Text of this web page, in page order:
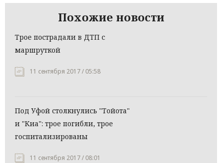
Похожие новости
Трое пострадали в ДТП с
маршруткой
11 сентября 2017 / 05:58
Под Уфой столкнулись "Тойота"
и "Киа": трое погибли, трое
госпитализированы
11 сентября 2017 / 08:01